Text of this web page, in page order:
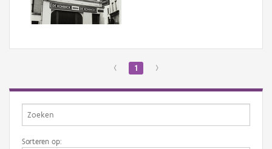
‹ 1 ›
Sorteren op: